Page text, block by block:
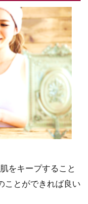
をキープすること
ことができれば良い